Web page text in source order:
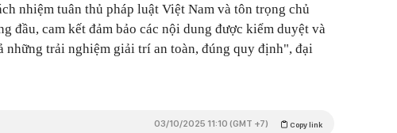
nhiệm tuân thủ pháp luật Việt Nam và tôn trọng chủ
đầu, cam kết đảm bảo các nội dung được kiểm duyệt và
những trải nghiệm giải trí an toàn, đúng quy định", đại
Copy link
03/10/2025 11:10 (GMT +7)